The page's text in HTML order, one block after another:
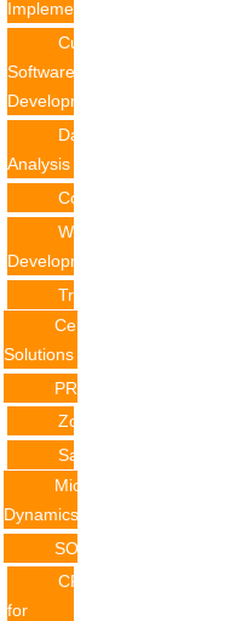
Implementation
Custom
Software
Development
Data
Analysis
Consulting
Web
Development
Training
Certificate
Solutions
PRODUCTS
Zoho
Salesforce
Microsoft
Dynamics
SOLUTION
CRM
for